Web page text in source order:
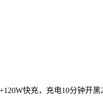
快充，充电10分钟开